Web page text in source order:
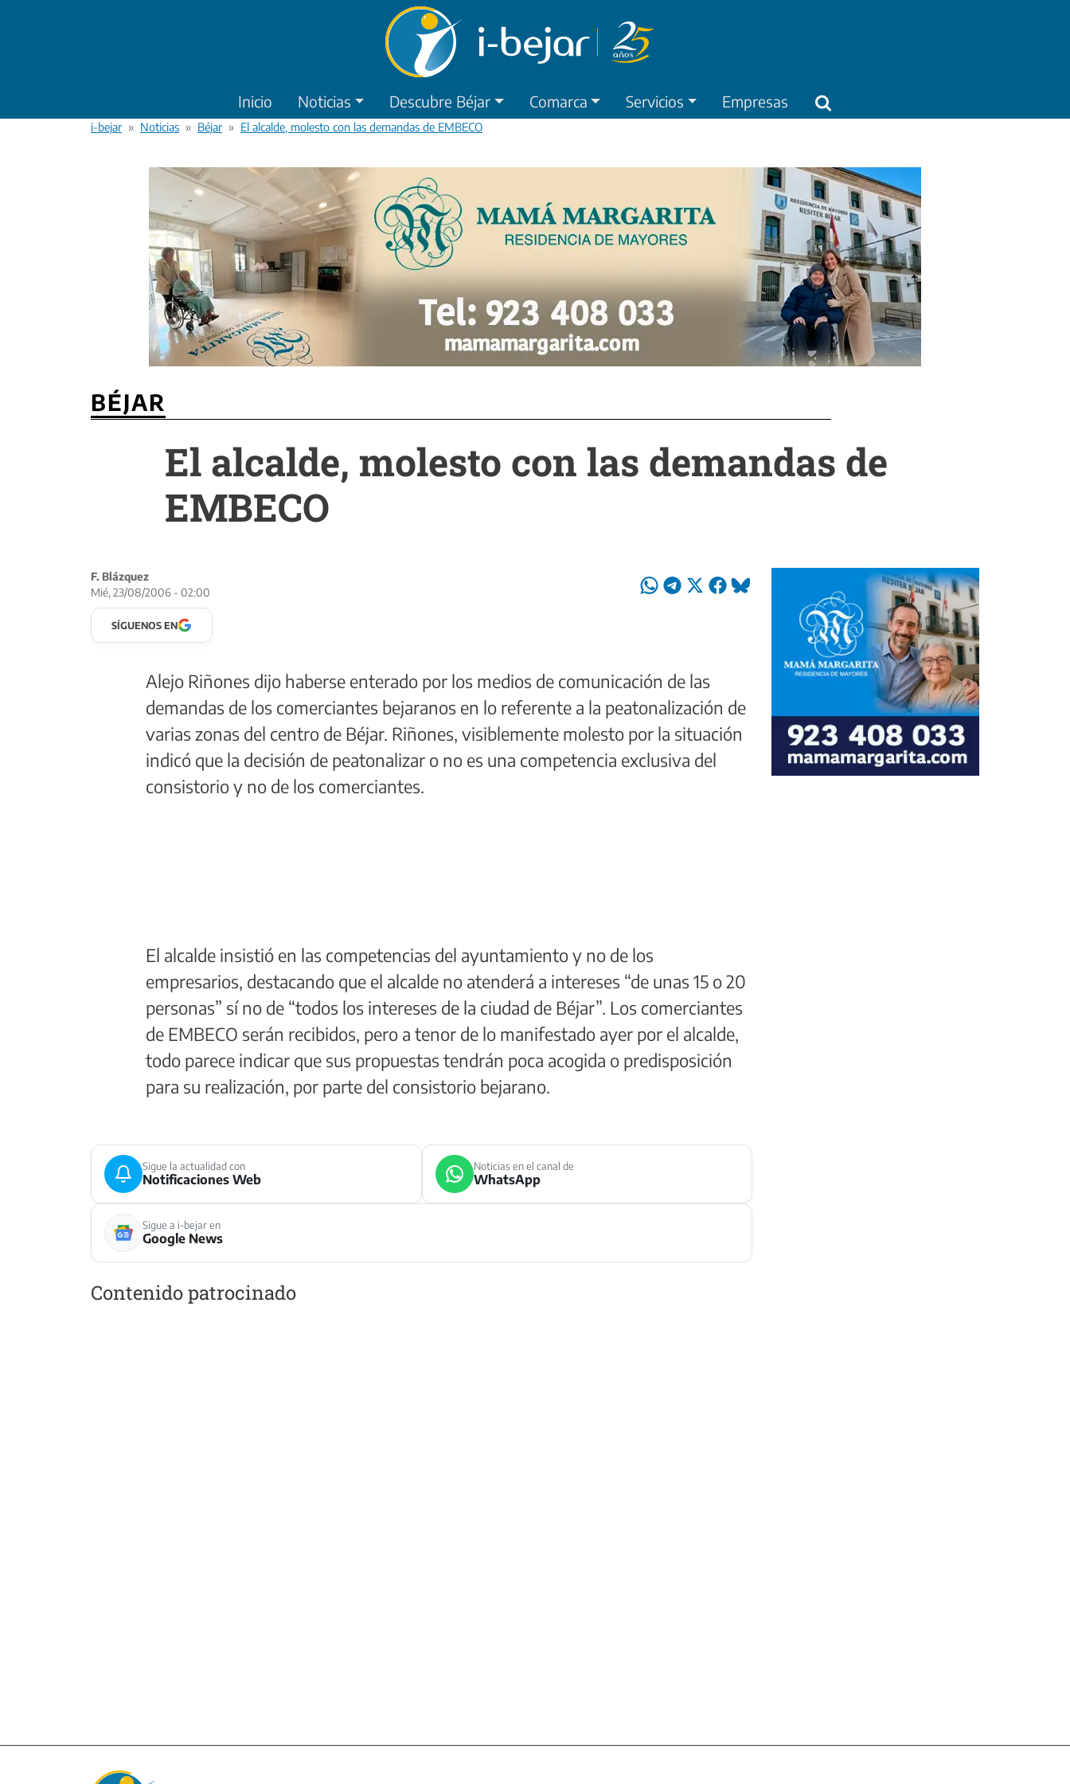
Inicio Noticias Descubre Béjar Comarca Servicios Empresas
i-bejar Noticias Béjar El alcalde, molesto con las demandas de EMBECO
BÉJAR
El alcalde, molesto con las demandas de
EMBECO
F. Blázquez
Mié, 23/08/2006 - 02:00
SÍGUENOS EN
Alejo Riñones dijo haberse enterado por los medios de comunicación de las
demandas de los comerciantes bejaranos en lo referente a la peatonalización de
varias zonas del centro de Béjar. Riñones, visiblemente molesto por la situación
indicó que la decisión de peatonalizar o no es una competencia exclusiva del
consistorio y no de los comerciantes.
El alcalde insistió en las competencias del ayuntamiento y no de los
empresarios, destacando que el alcalde no atenderá a intereses “de unas 15 o 20
personas” sí no de “todos los intereses de la ciudad de Béjar”. Los comerciantes
de EMBECO serán recibidos, pero a tenor de lo manifestado ayer por el alcalde,
todo parece indicar que sus propuestas tendrán poca acogida o predisposición
para su realización, por parte del consistorio bejarano.
Sigue la actualidad con
Notificaciones Web
Noticias en el canal de
WhatsApp
Sigue a i-bejar en
Google News
Contenido patrocinado